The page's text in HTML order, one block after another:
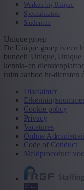
Werken bij Unique
Specialisaties
Studenten
Unique groep
De Unique groep is een
bundelt: Unique, Unique
kennis- en
ruim aanbod hr-diensten
Disclaimer
Cookie policy
Privacy
Vacatures
Online
Code of Conduct
Meldprocedure